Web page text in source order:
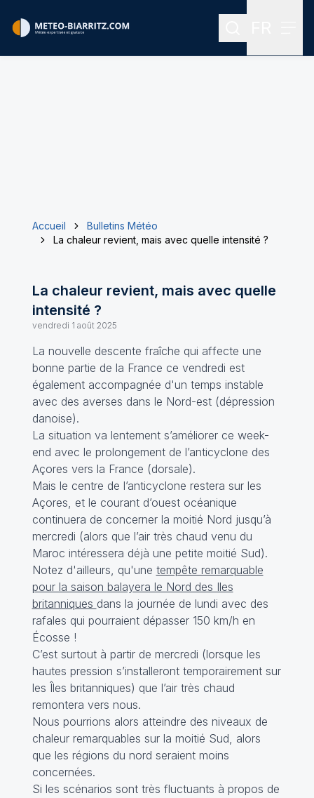
Rechercher
Accueil
Bulletins Météo
La chaleur revient, mais avec quelle intensité ?
La chaleur revient, mais avec quelle
intensité ?
vendredi 1 août 2025
La nouvelle descente fraîche qui affecte une
bonne partie de la France ce vendredi est
également accompagnée d'un temps instable
avec des averses dans le Nord-est (dépression
danoise).
La situation va lentement s’améliorer ce week-
end avec le prolongement de l’anticyclone des
Açores vers la France (dorsale).
Mais le centre de l’anticyclone restera sur les
Açores, et le courant d’ouest océanique
continuera de concerner la moitié Nord jusqu’à
mercredi (alors que l’air très chaud venu du
Maroc intéressera déjà une petite moitié Sud).
Notez d'ailleurs, qu'une tempête remarquable
pour la saison balayera le Nord des Iles
britanniques dans la journée de lundi avec des
rafales qui pourraient dépasser 150 km/h en
Écosse !
C’est surtout à partir de mercredi (lorsque les
hautes pression s’installeront temporairement sur
les Îles britanniques) que l’air très chaud
remontera vers nous.
Nous pourrions alors atteindre des niveaux de
chaleur remarquables sur la moitié Sud, alors
que les régions du nord seraient moins
concernées.
Si les scénarios sont très fluctuants à propos de